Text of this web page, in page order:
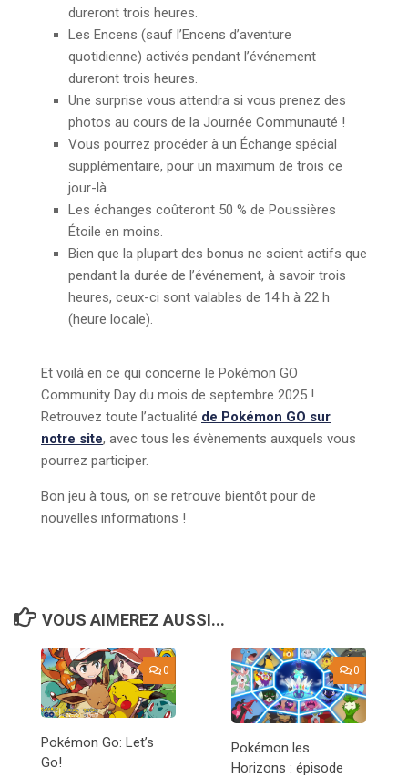
dureront trois heures.
Les Encens (sauf l’Encens d’aventure
quotidienne) activés pendant l’événement
dureront trois heures.
Une surprise vous attendra si vous prenez des
photos au cours de la Journée Communauté !
Vous pourrez procéder à un Échange spécial
supplémentaire, pour un maximum de trois ce
jour-là.
Les échanges coûteront 50 % de Poussières
Étoile en moins.
Bien que la plupart des bonus ne soient actifs que
pendant la durée de l’événement, à savoir trois
heures, ceux-ci sont valables de 14 h à 22 h
(heure locale).
Et voilà en ce qui concerne le Pokémon GO
Community Day du mois de septembre 2025 !
Retrouvez toute l’actualité de Pokémon GO sur
notre site, avec tous les évènements auxquels vous
pourrez participer.
Bon jeu à tous, on se retrouve bientôt pour de
nouvelles informations !
VOUS AIMEREZ AUSSI...
0
Pokémon Go: Let’s
Go!
0
Pokémon les
Horizons : épisode